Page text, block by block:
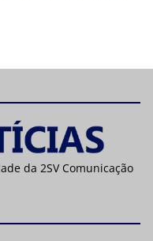
da 2SV Comunicação